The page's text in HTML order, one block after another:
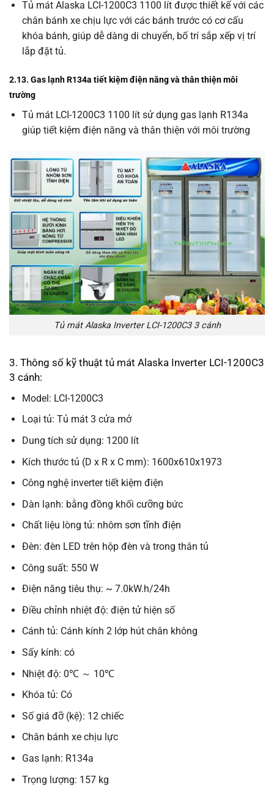
Tủ mát Alaska LCI-1200C3 1100 lít được thiết kế với các
chân bánh xe chịu lực với các bánh trước có cơ cấu
khóa bánh, giúp dễ dàng di chuyển, bố trí sắp xếp vị trí
lắp đặt tủ.
2.13. Gas lạnh R134a tiết kiệm điện năng và thân thiện môi
trường
Tủ mát LCI-1200C3 1100 lít sử dụng gas lạnh R134a
giúp tiết kiệm điện năng và thân thiện với môi trường
Tủ mát Alaska Inverter LCI-1200C3 3 cánh
3. Thông số kỹ thuật tủ mát Alaska Inverter LCI-1200C3
3 cánh:
Model: LCI-1200C3
Loại tủ: Tủ mát 3 cửa mở
Dung tích sử dụng: 1200 lít
Kích thước tủ (D x R x C mm): 1600x610x1973
Công nghệ inverter tiết kiệm điện
Dàn lạnh: bằng đồng khối cưỡng bức
Chất liệu lòng tủ: nhôm sơn tĩnh điện
Đèn: đèn LED trên hộp đèn và trong thân tủ
Công suất: 550 W
Điện năng tiêu thụ: ~ 7.0kW.h/24h
Điều chỉnh nhiệt độ: điện tử hiện số
Cánh tủ: Cánh kính 2 lớp hút chân không
Sấy kính: có
Nhiệt độ: 0℃ ～ 10℃
Khóa tủ: Có
Số giá đỡ (kệ): 12 chiếc
Chân bánh xe chịu lực
Gas lạnh: R134a
Trọng lượng: 157 kg